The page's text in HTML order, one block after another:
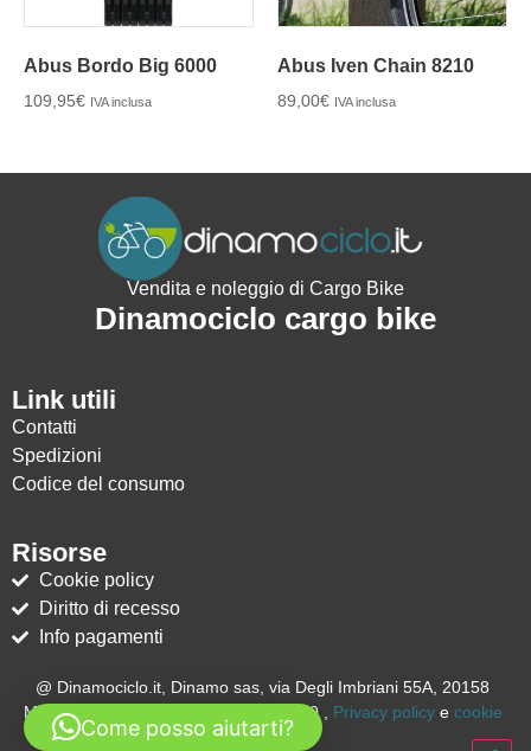
Abus Bordo Big 6000
109,95€ IVA inclusa
Abus Iven Chain 8210
89,00€ IVA inclusa
Vendita e noleggio di Cargo Bike
Dinamociclo cargo bike
Link utili
Contatti
Spedizioni
Codice del consumo
Risorse
Cookie policy
Diritto di recesso
Info pagamenti
@ Dinamociclo.it, Dinamo sas, via Degli Imbriani 55A, 20158
Milano (MI) – Italia, P.IVA 05653070960 , Privacy policye cookie
policy
Come posso aiutarti?